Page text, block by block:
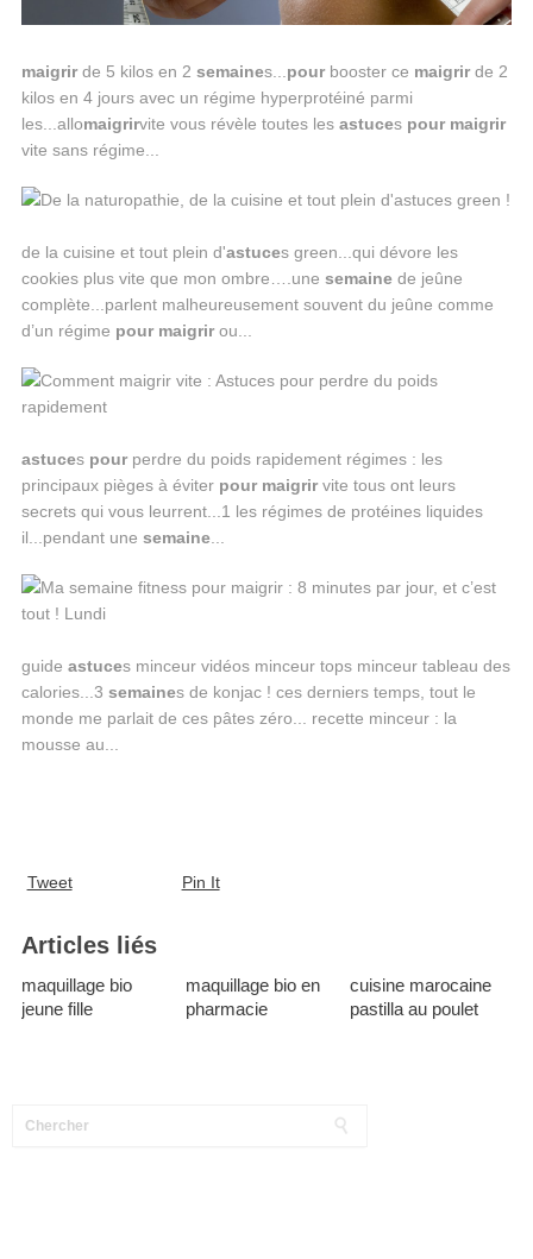
maigrirde 5 kilos en 2 semaines... pourbooster ce maigrirde 2
kilos en 4 jours avec un régime hyperprotéiné parmi
les...allomaigrirvite vous révèle toutes les astuces pour maigrir
vite sans régime...
de la cuisine et tout plein d'astuces green...qui dévore les
cookies plus vite que mon ombre….une semainede jeûne
complète...parlent malheureusement souvent du jeûne comme
d’un régime pour maigrirou...
astuces pourperdre du poids rapidement régimes : les
principaux pièges à éviter pour maigrirvite tous ont leurs
secrets qui vous leurrent...1 les régimes de protéines liquides
il...pendant une semaine...
guide astuces minceur vidéos minceur tops minceur tableau des
calories...3 semaines de konjac ! ces derniers temps, tout le
monde me parlait de ces pâtes zéro... recette minceur : la
mousse au...
Tweet Pin It
Articles liés
maquillage bio
jeune fille
maquillage bio en
pharmacie
cuisine marocaine
pastilla au poulet